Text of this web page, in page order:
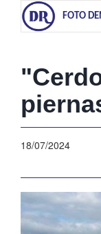
FOTO
18/07/2024